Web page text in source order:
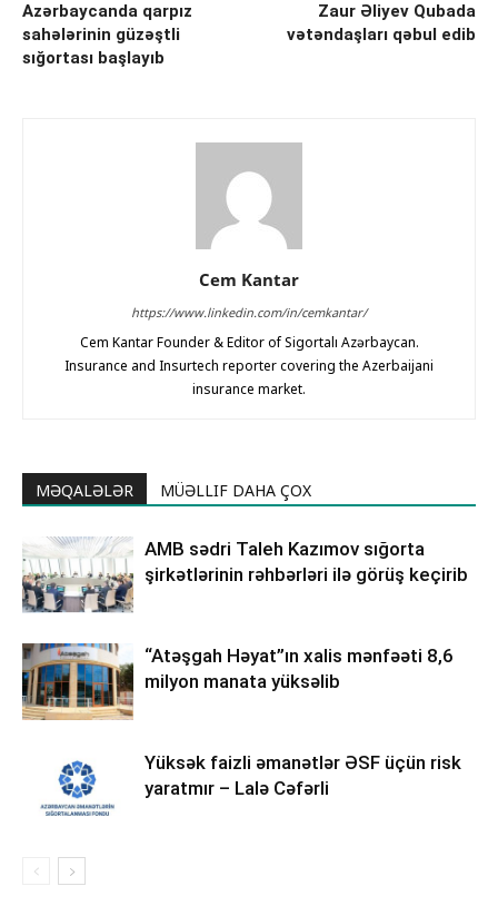
Azərbaycanda qarpız
sahələrinin güzəştli
sığortası başlayıb
Zaur Əliyev Qubada
vətəndaşları qəbul edib
Cem Kantar
https://www.linkedin.com/in/cemkantar/
Cem Kantar Founder & Editor of Sigortalı Azərbaycan.
Insurance and Insurtech reporter covering the Azerbaijani
insurance market.
MƏQALƏLƏR MÜƏLLIF DAHA ÇOX
AMB sədri Taleh Kazımov sığorta
şirkətlərinin rəhbərləri ilə görüş keçirib
“Atəşgah Həyat”ın xalis mənfəəti 8,6
milyon manata yüksəlib
Yüksək faizli əmanətlər ƏSF üçün risk
yaratmır – Lalə Cəfərli